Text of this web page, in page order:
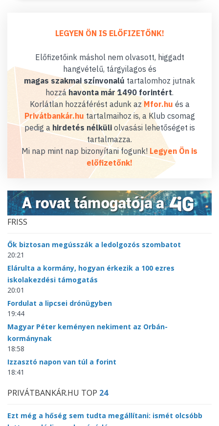
LEGYEN ÖN IS ELŐFIZETŐNK!
Előfizetőink máshol nem olvasott, higgadt
hangvételű, tárgyilagos és
magas szakmai színvonalú tartalomhoz jutnak
hozzáhavonta már 1490 forintért.
Korlátlan hozzáférést adunk az Mfor.hu és a
Privátbankár.hu tartalmaihoz is, a Klub csomag
pedig a hirdetés nélküliolvasási lehetőséget is
tartalmazza.
Mi nap mint nap bizonyítani fogunk! Legyen Ön is
előfizetőnk!
FRISS
Ők biztosan megússzák a ledolgozós szombatot
20:21
Elárulta a kormány, hogyan érkezik a 100 ezres
iskolakezdési támogatás
20:01
Fordulat a lipcsei drónügyben
19:44
Magyar Péter keményen nekiment az Orbán-
kormánynak
18:58
Izzasztó napon van túl a forint
18:41
PRIVÁTBANKÁR.HU TOP 24
Ezt még a hőség sem tudta megállítani: ismét olcsóbb